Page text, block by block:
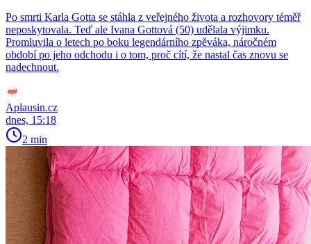
Po smrti Karla Gotta se stáhla z veřejného života a rozhovory téměř
neposkytovala. Teď ale Ivana Gottová (50) udělala výjimku.
Promluvila o letech po boku legendárního zpěváka, náročném
období po jeho odchodu i o tom, proč cítí, že nastal čas znovu se
nadechnout.
Aplausin.cz
dnes, 15:18
2 min